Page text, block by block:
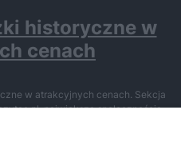
historyczne w
cenach
w atrakcyjnych cenach. Sekcja
największą społecznością
temu możesz wybierać spośród
przez czytelników.